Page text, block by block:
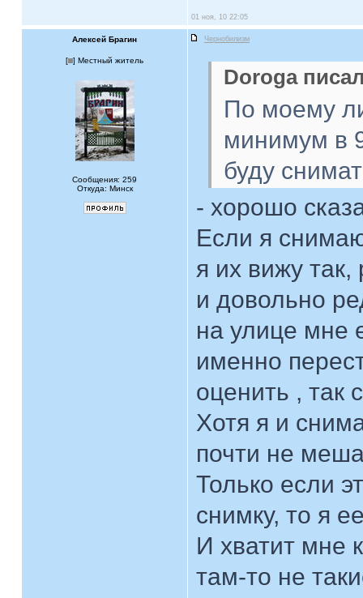
01 ноя, 10 22:05
Алексей Брагин Чернобилизм
[ ] Местный житель
Сообщения: 259
Откуда: Минск
Doroga
По моему
минимум в
буду
- хорошо
Если я
я их вижу так,
и довольно
на улице мне
именно
оценить , так
Хотя я и
почти не
Только если
снимку, то я
И хватит мне
там-то не